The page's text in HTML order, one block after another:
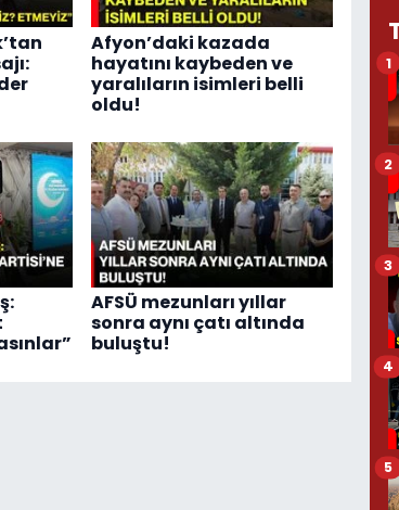
Afyon’daki kazada
hayatını kaybeden ve
yaralıların isimleri belli
oldu!
AFSÜ mezunları yıllar
sonra aynı çatı altında
buluştu!
1
2
3
4
5